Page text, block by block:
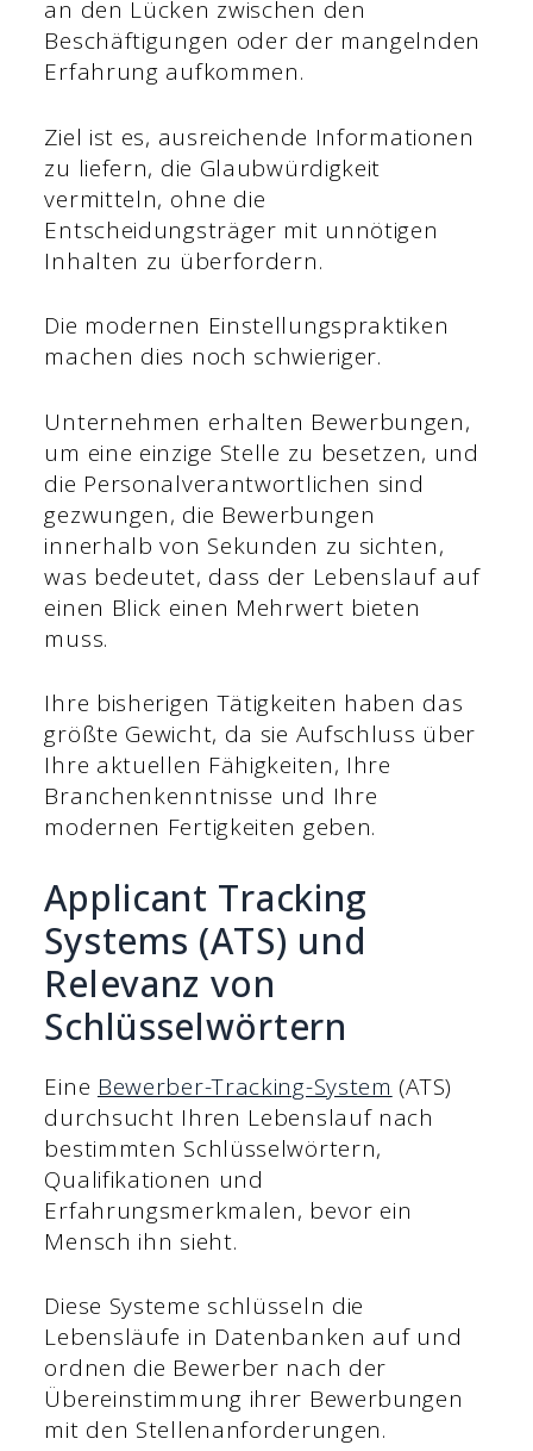
an den Lücken zwischen den
Beschäftigungen oder der mangelnden
Erfahrung aufkommen.
Ziel ist es, ausreichende Informationen
zu liefern, die Glaubwürdigkeit
vermitteln, ohne die
Entscheidungsträger mit unnötigen
Inhalten zu überfordern.
Die modernen Einstellungspraktiken
machen dies noch schwieriger.
Unternehmen erhalten Bewerbungen,
um eine einzige Stelle zu besetzen, und
die Personalverantwortlichen sind
gezwungen, die Bewerbungen
innerhalb von Sekunden zu sichten,
was bedeutet, dass der Lebenslauf auf
einen Blick einen Mehrwert bieten
muss.
Ihre bisherigen Tätigkeiten haben das
größte Gewicht, da sie Aufschluss über
Ihre aktuellen Fähigkeiten, Ihre
Branchenkenntnisse und Ihre
modernen Fertigkeiten geben.
Applicant Tracking
Systems (ATS) und
Relevanz von
Schlüsselwörtern
Eine Bewerber-Tracking-System (ATS)
durchsucht Ihren Lebenslauf nach
bestimmten Schlüsselwörtern,
Qualifikationen und
Erfahrungsmerkmalen, bevor ein
Mensch ihn sieht.
Diese Systeme schlüsseln die
Lebensläufe in Datenbanken auf und
ordnen die Bewerber nach der
Übereinstimmung ihrer Bewerbungen
mit den Stellenanforderungen.